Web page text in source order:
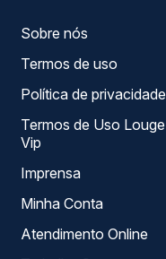
Sobre nós
Termos de uso
Política de privacidade
Termos de Uso Louge
Vip
Imprensa
Minha Conta
Atendimento Online